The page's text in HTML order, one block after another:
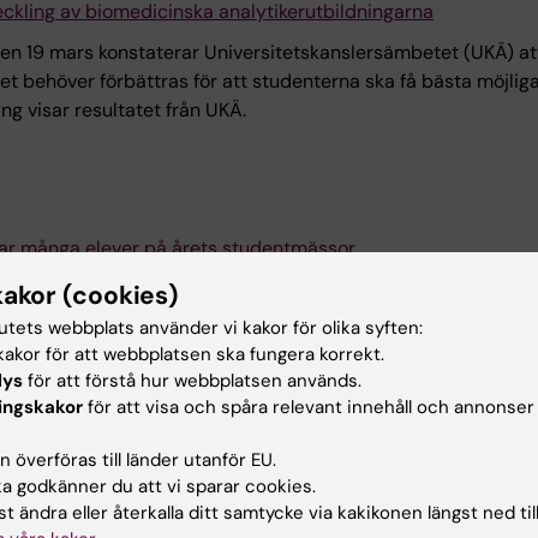
av biomedicinska analytikerutbildningarna
19 mars konstaterar Universitetskanslersämbetet (UKÄ)
behöver förbättras för att studenterna ska få bästa
visar resultatet från UKÄ.
många elever på årets studentmässor
för KI:s program på grundnivå varit på tre
Kista och Malmö. Tiotusentals avgångselever från
Då ska du definitivt spana in Studera
(cookies)
webbplats använder vi kakor för olika syften:
för att webbplatsen ska fungera korrekt.
för att förstå hur webbplatsen används.
för att visa och spåra relevant innehåll och
överföras till länder utanför EU.
godkänner du att vi sparar cookies.
ändra eller återkalla ditt samtycke via kakikonen längst ned